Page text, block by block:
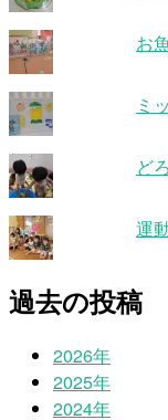
お
ミ
ど
運
過去の投稿
2026年
2025年
2024年